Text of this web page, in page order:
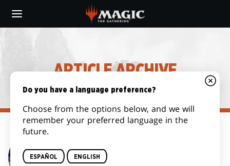
main
ARTICLE ARCHIVE
NIK DAVIDSON
Do you have a language preference?
Choose from the options below, and we will
remember your preferred language in the
future.
ESPAÑOL ENGLISH